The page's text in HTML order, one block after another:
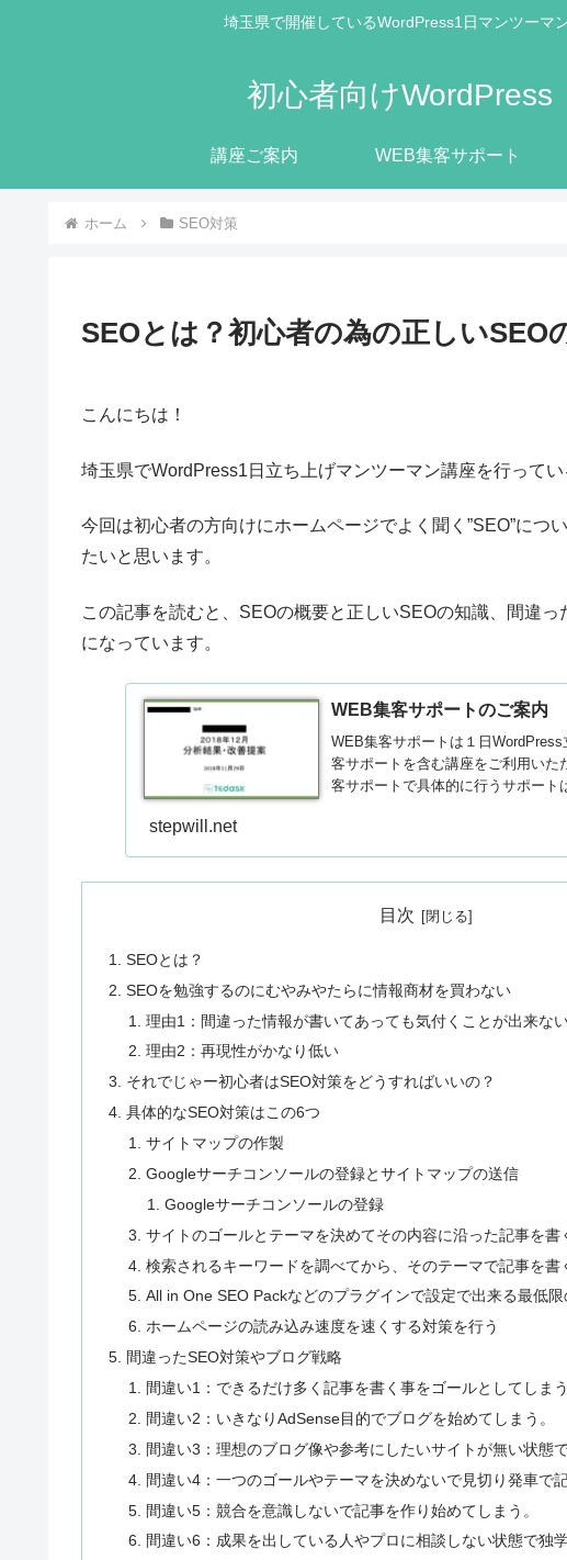
埼玉県で開催しているWordPress1日マンツーマ
初心者向け
講座ご案内 WEB集客サポート
ホーム SEO対策
SEOとは？初心者の為の正しいSEO
こんにちは！
埼玉県でWordPress1日立ち上げマンツーマン講座を行ってい
今回は初心者の方向けにホームページでよく聞く”SEO”につ
たいと思います。
この記事を読むと、SEOの概要と正しいSEOの知識、間違
になっています。
WEB集客サポートのご案内
WEB集客サポートは１日
客サポートを含む講座をご利用い
客サポートで具体的に行うサポート
stepwill.net
目次
SEOとは？
SEOを勉強するのにむやみやたらに情報商材を買わない
理由1：間違った情報が書いてあっても気付くことが出来な
理由2：再現性がかなり低い
それでじゃー初心者はSEO対策をどうすればいいの？
具体的なSEO対策はこの6つ
サイトマップの作製
Googleサーチコンソールの登録とサイトマップの送信
Googleサーチコンソールの登録
サイトのゴールとテーマを決めてその内容に沿った記事を書
検索されるキーワードを調べてから、そのテーマで記事を書
All in One SEO Packなどのプラグインで設定で出来る最低
ホームページの読み込み速度を速くする対策を行う
間違ったSEO対策やブログ戦略
間違い1：できるだけ多く記事を書く事をゴールとしてしまう
間違い2：いきなりAdSense目的でブログを始めてしまう。
間違い3：理想のブログ像や参考にしたいサイトが無い状態
間違い4：一つのゴールやテーマを決めないで見切り発車で
間違い5：競合を意識しないで記事を作り始めてしまう。
間違い6：成果を出している人やプロに相談しない状態で独